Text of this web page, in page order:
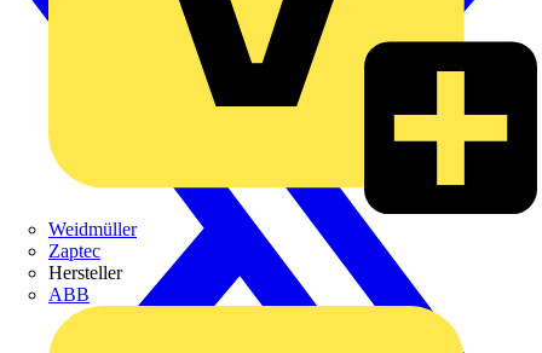
Weidmüller
Zaptec
Hersteller
ABB